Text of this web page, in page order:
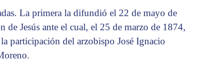
La primera la difundió el 22 de mayo de
Jesús ante el cual, el 25 de marzo de 1874,
participación del arzobispo José Ignacio